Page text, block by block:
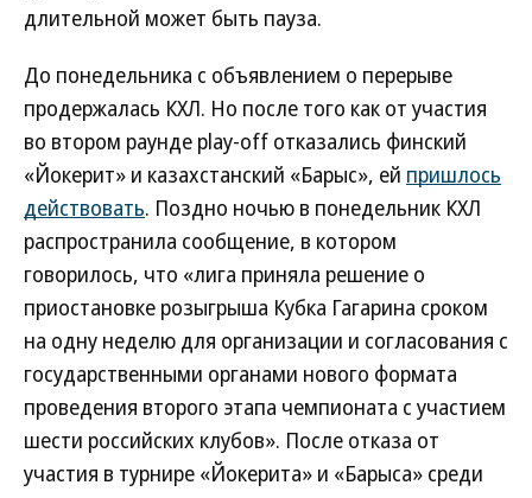
длительной может быть пауза.
До понедельника с объявлением о перерыве
продержалась КХЛ. Но после того как от участия
во втором раунде play-off отказались финский
«Йокерит» и казахстанский «Барыс», ей пришлось
действовать. Поздно ночью в понедельник КХЛ
распространила сообщение, в котором
говорилось, что «лига приняла решение о
приостановке розыгрыша Кубка Гагарина сроком
на одну неделю для организации и согласования с
государственными органами нового формата
проведения второго этапа чемпионата с участием
шести российских клубов». После отказа от
участия в турнире «Йокерита» и «Барыса» среди